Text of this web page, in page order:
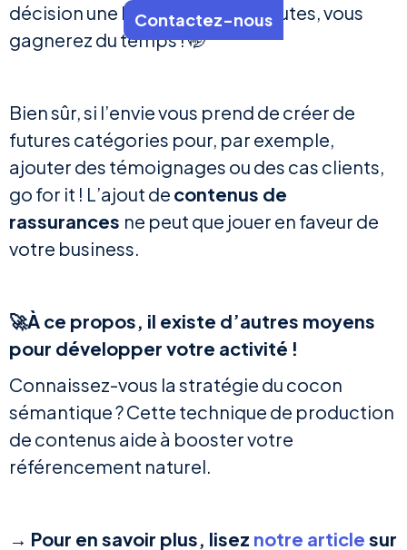
décision une bonne fois pour toutes, vous
gagnerez du temps ! 🤭
Bien sûr, si l’envie vous prend de créer de
futures catégories pour, par exemple,
ajouter des témoignages ou des cas clients,
go for it ! L’ajout de contenus de
rassurances ne peut que jouer en faveur de
votre business.
🚀À ce propos, il existe d’autres moyens
pour développer votre activité !
Connaissez-vous la stratégie du cocon
sémantique ? Cette technique de production
de contenus aide à booster votre
référencement naturel.
→ Pour en savoir plus, lisez notre article sur
Contactez-nous